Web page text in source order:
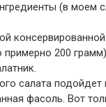
(в моем
примерно 200
салата подойдет
фасоль. Вот